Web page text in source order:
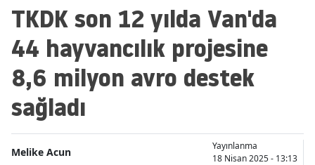
TKDK son 12 yılda Van'da
44 hayvancılık projesine
8,6 milyon avro destek
sağladı
Melike Acun
Yayınlanma
18 Nisan 2025 - 13:13